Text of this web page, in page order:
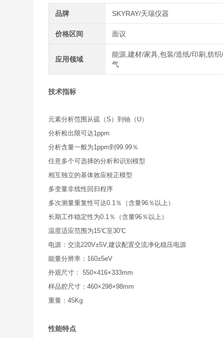
品牌 SKYRAY/天瑞仪器
价格区间 面议
应用领域
能源,建材/家具,包装/造纸/印刷,纺
气
技术指标
元素分析范围从硫（S）到铀（U）
分析检出限可达1ppm
分析含量一般为1ppm到99.99％
任意多个可选择的分析和识别模型
相互独立的基体效应校正模型
多变量非线性回归程序
多次测量重复性可达0.1％（含量96％以上）
长期工作稳定性为0.1％（含量96％以上）
温度适应范围为15℃至30℃
电源：交流220V±5V,建议配置交流净化稳压电源
能量分辨率：160±5eV
外观尺寸： 550×416×333mm
样品腔尺寸：460×298×98mm
重量：45Kg
性能特点